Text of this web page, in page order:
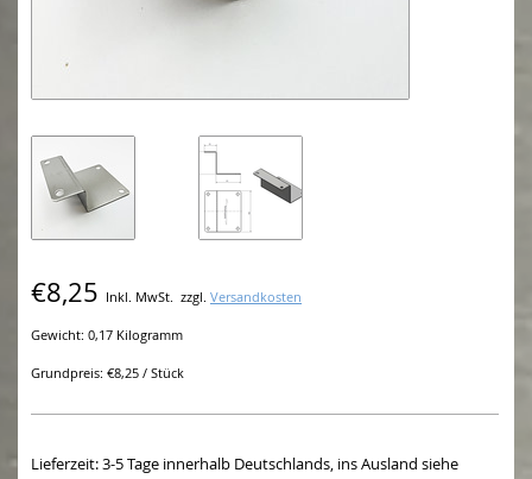
€8,25 Inkl. MwSt. zzgl. Versandkosten
Gewicht: 0,17 Kilogramm
Grundpreis: €8,25 / Stück
Lieferzeit: 3-5 Tage innerhalb Deutschlands, ins Ausland siehe